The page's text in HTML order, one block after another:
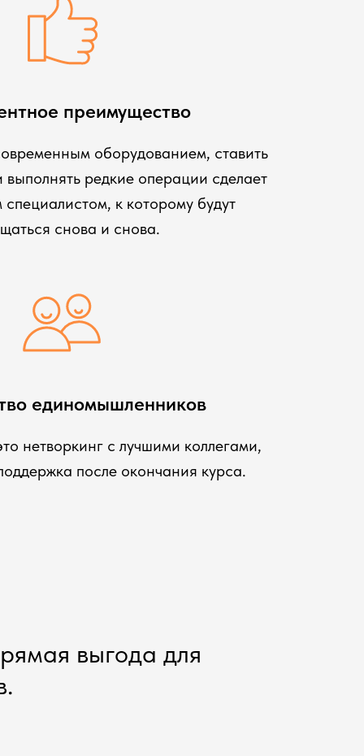
преимущество
оборудованием, ставить
редкие операции сделает
к которому будут
снова и снова.
единомышленников
нетворкинг с лучшими коллегами,
после окончания курса.
выгода для